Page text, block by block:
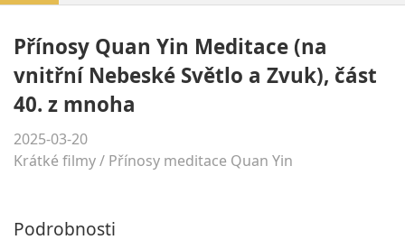
Přínosy Quan Yin Meditace (na
vnitřní Nebeské Světlo a Zvuk), část
40. z mnoha
2025-03-20
Krátké filmy/ Přínosy meditace Quan Yin
Podrobnosti